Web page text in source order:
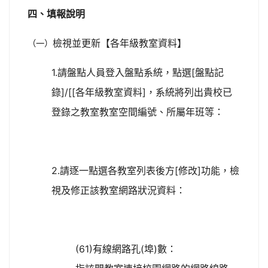
四、填報說明
（一） 檢視並更新【各年級教室資料】
1.請盤點人員登入盤點系統，點選[盤點記
錄]/[[各年級教室資料]，系統將列出貴校已
登錄之教室教室空間編號、所屬年班等：
2.請逐一點選各教室列表後方[修改]功能，檢
視及修正該教室網路狀況資料：
(61)有線網路孔(埠)數：